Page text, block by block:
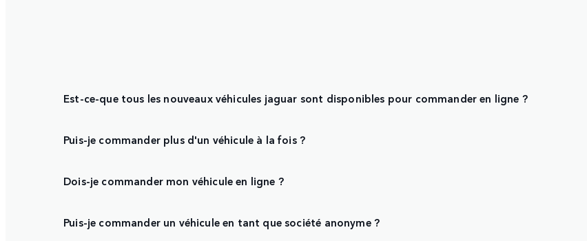
Est-ce-que tous les nouveaux véhicules jaguar sont disponibles pour commander en ligne ?
Puis-je commander plus d'un véhicule à la fois ?
Dois-je commander mon véhicule en ligne ?
Puis-je commander un véhicule en tant que société anonyme ?